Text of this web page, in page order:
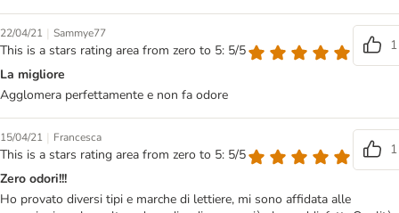
22/04/21 | Sammye77
This is a stars rating area from zero to 5: 5/5
1
La migliore
Agglomera perfettamente e non fa odore
15/04/21 | Francesca
This is a stars rating area from zero to 5: 5/5
1
Zero odori!!!
Ho provato diversi tipi e marche di lettiere, mi sono affidata alle